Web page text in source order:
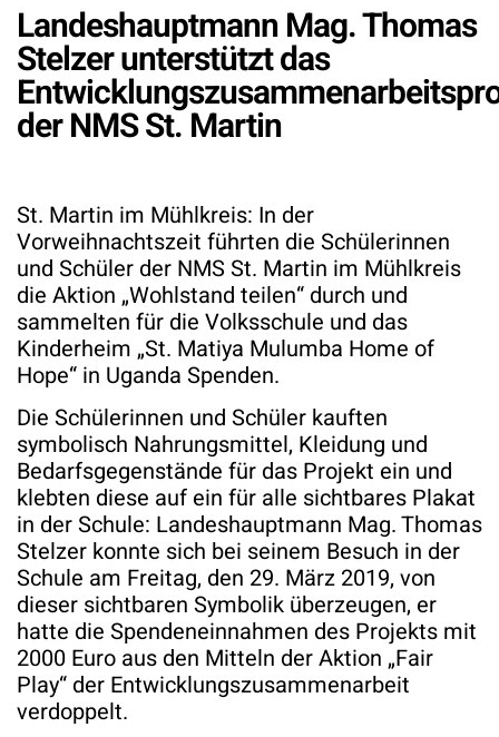
Landeshauptmann Mag. Thomas
Stelzer unterstützt das
der NMS St. Martin
St. Martin im Mühlkreis: In der
Vorweihnachtszeit führten die Schülerinnen
und Schüler der NMS St. Martin im Mühlkreis
die Aktion „Wohlstand teilen“ durch und
sammelten für die Volksschule und das
Kinderheim „St. Matiya Mulumba Home of
Hope“ in Uganda Spenden.
Die Schülerinnen und Schüler kauften
symbolisch Nahrungsmittel, Kleidung und
Bedarfsgegenstände für das Projekt ein und
klebten diese auf ein für alle sichtbares Plakat
in der Schule: Landeshauptmann Mag. Thomas
Stelzer konnte sich bei seinem Besuch in der
Schule am Freitag, den 29. März 2019, von
dieser sichtbaren Symbolik überzeugen, er
hatte die Spendeneinnahmen des Projekts mit
2000 Euro aus den Mitteln der Aktion „Fair
Play“ der Entwicklungszusammenarbeit
verdoppelt.